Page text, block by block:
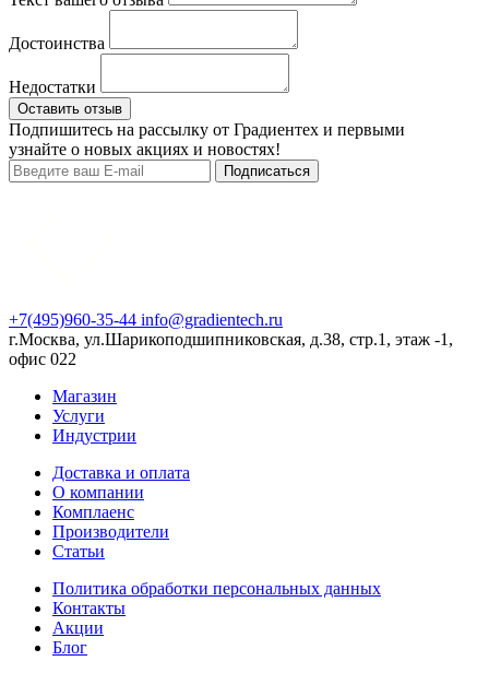
Достоинства
Недостатки
Оставить отзыв
Подпишитесь на рассылку от Градиентех и первыми
узнайте о новых акциях и новостях!
Подписаться
+7(495)960-35-44 info@gradientech.ru
г.Москва, ул.Шарикоподшипниковская, д.38, стр.1, этаж -1,
офис 022
Магазин
Услуги
Индустрии
Доставка и оплата
О компании
Комплаенс
Производители
Статьи
Политика обработки персональных данных
Контакты
Акции
Блог